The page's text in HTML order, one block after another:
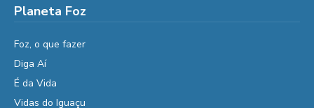
Planeta Foz
Foz, o que fazer
Diga Aí
É da Vida
Vidas do Iguaçu